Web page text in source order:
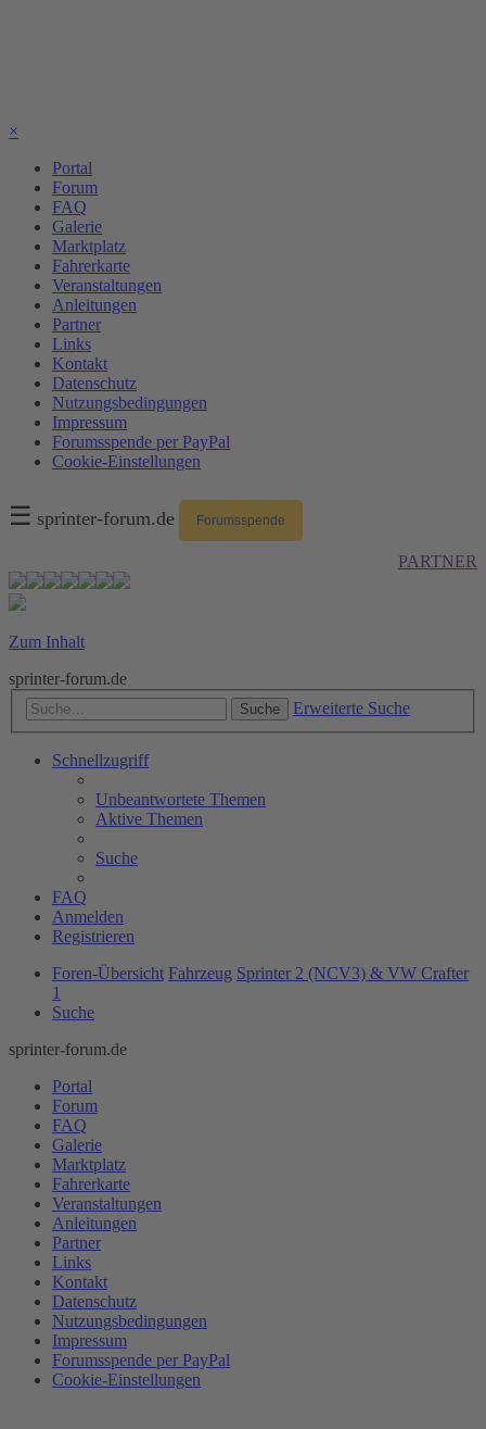
×
Portal
Forum
FAQ
Galerie
Marktplatz
Fahrerkarte
Veranstaltungen
Anleitungen
Partner
Links
Kontakt
Datenschutz
Nutzungsbedingungen
Impressum
Forumsspende per PayPal
Cookie-Einstellungen
☰ sprinter-forum.de Forumsspende
PARTNER
Zum Inhalt
sprinter-forum.de
Suche Erweiterte Suche
Schnellzugriff
Unbeantwortete Themen
Aktive Themen
Suche
FAQ
Anmelden
Registrieren
Foren-Übersicht Fahrzeug Sprinter 2 (NCV3) & VW Crafter
1
Suche
sprinter-forum.de
Portal
Forum
FAQ
Galerie
Marktplatz
Fahrerkarte
Veranstaltungen
Anleitungen
Partner
Links
Kontakt
Datenschutz
Nutzungsbedingungen
Impressum
Forumsspende per PayPal
Cookie-Einstellungen